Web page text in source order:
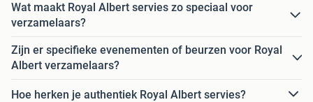
Wat maakt Royal Albert servies zo speciaal voor
verzamelaars?
Zijn er specifieke evenementen of beurzen voor Royal
Albert verzamelaars?
Hoe herken je authentiek Royal Albert servies?